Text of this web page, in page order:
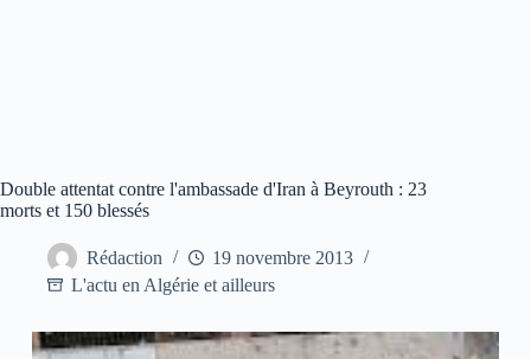
Double attentat contre l'ambassade d'Iran à Beyrouth : 23
morts et 150 blessés
Rédaction
19 novembre 2013
L'actu en Algérie et ailleurs